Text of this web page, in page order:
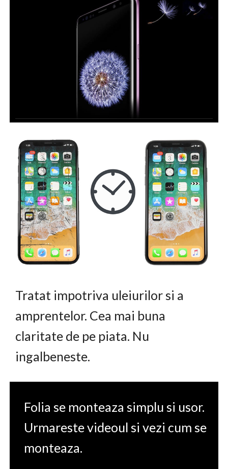
Tratat impotriva uleiurilor si a
amprentelor. Cea mai buna
claritate de pe piata. Nu
ingalbeneste.
Folia se monteaza simplu si usor.
Urmareste videoul si vezi cum se
monteaza.